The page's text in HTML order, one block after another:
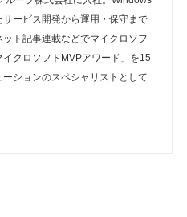
ービス開発から運用・保守まで
ト記事連載などでマイクロソフ
クロソフトMVPアワード」を15
ションのスペシャリストとして